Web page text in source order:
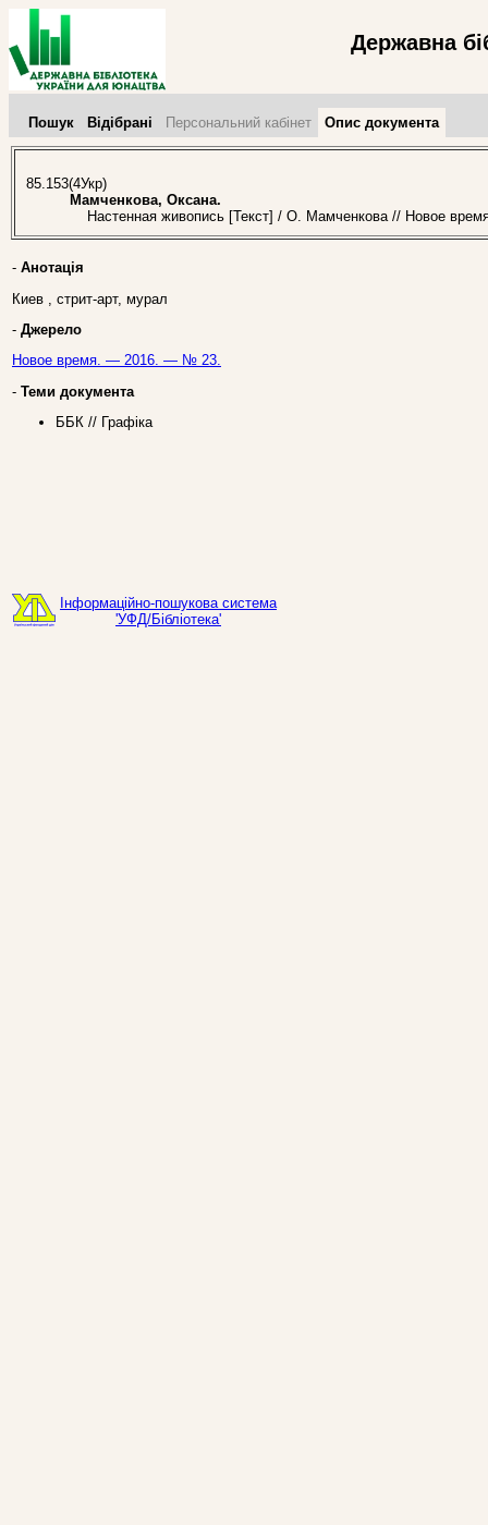
Державна
Пошук Відібрані Персональний кабінет Опис документа
85.153(4Укр)
Мамченкова, Оксана.
Настенная живопись [Текст] / О. Мамченкова // Новое
- Анотація
Киев , стрит-арт, мурал
- Джерело
Новое время. — 2016. — № 23.
- Теми документа
ББК // Графіка
Інформаційно-пошукова система
'УФД/Бібліотека'